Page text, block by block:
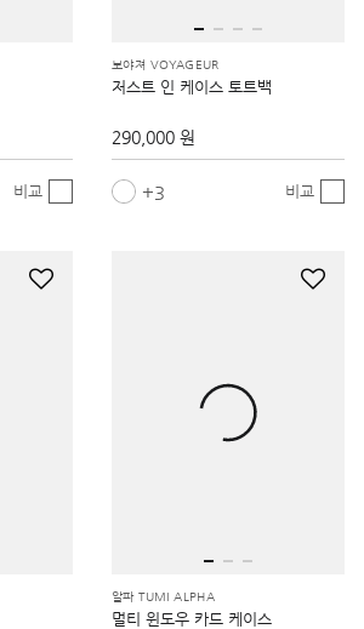
비교
보야져 VOYAGEUR
저스트 인 케이스 토트백
290,000 원
3 비교
알파 TUMI ALPHA
멀티 윈도우 카드 케이스